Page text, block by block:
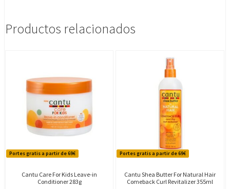
Productos relacionados
Portes gratis a partir de 69€
Cantu Care For Kids Leave-in
Conditioner 283g
Portes gratis a partir de 69€
Cantu Shea Butter For Natural Hair
Comeback Curl Revitalizer 355ml